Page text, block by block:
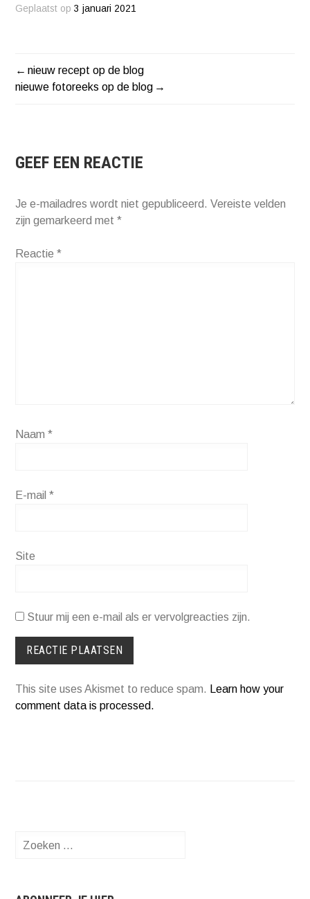
Geplaatst op3 januari 2021
BERICHT
nieuw recept op de blog
nieuwe fotoreeks op de blog
GEEF EEN REACTIE
Je e-mailadres wordt niet gepubliceerd. Vereiste velden
zijn gemarkeerd met*
Reactie*
Naam*
E-mail*
Site
Stuur mij een e-mail als er vervolgreacties zijn.
This site uses Akismet to reduce spam. Learn how your
comment data is processed.
Zoeken